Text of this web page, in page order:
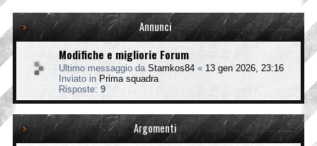
Annunci
Modifiche e migliorie Forum
Ultimo messaggio da Stamkos84 « 13 gen 2026, 23:16
Inviato in Prima squadra
Risposte: 9
Argomenti